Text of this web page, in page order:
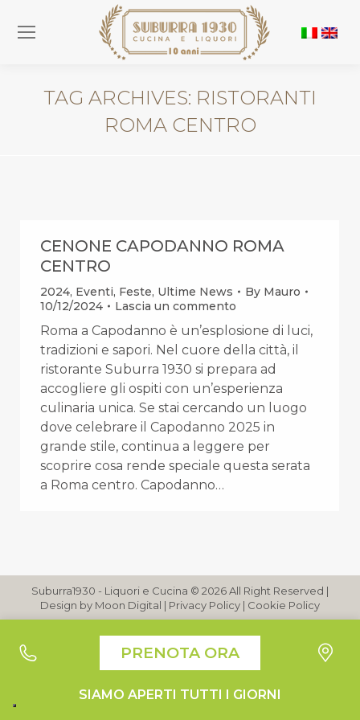
TAG ARCHIVES: RISTORANTI
ROMA CENTRO
CENONE CAPODANNO ROMA
CENTRO
2024, Eventi, Feste, Ultime News By Mauro
10/12/2024
Lascia un commento
Roma a Capodanno è un’esplosione di luci,
tradizioni e sapori. Nel cuore della città, il
ristorante Suburra 1930 si prepara ad
accogliere gli ospiti con un’esperienza
culinaria unica. Se stai cercando un luogo
dove celebrare il Capodanno 2025 in
grande stile, continua a leggere per
scoprire cosa rende speciale questa serata
a Roma centro. Capodanno…
Suburra1930 - Liquori e Cucina © 2026 All Right Reserved |
Design by Moon Digital | Privacy Policy | Cookie Policy
PRENOTA ORA
SIAMO APERTI TUTTI I GIORNI
Le tue preferenze relative alla privacy
Informativa sulla raccolta